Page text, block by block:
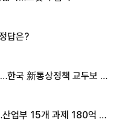
답은?
한국 新통상정책 교두보 활
업부 15개 과제 180억 지